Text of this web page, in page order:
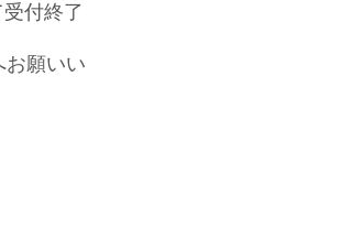
付終了
お願いい